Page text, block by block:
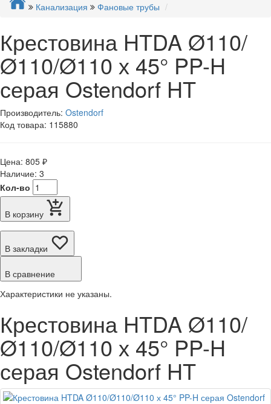
Канализация Фановые трубы
Крестовина HTDA Ø110/
Ø110/Ø110 х 45° PP-H
серая Ostendorf HT
Производитель: Ostendorf
Код товара: 115880
Цена: 805 ₽
Наличие: 3
Кол-во
В корзину
В закладки
В сравнение
Характеристики не указаны.
Крестовина HTDA Ø110/
Ø110/Ø110 х 45° PP-H
серая Ostendorf HT